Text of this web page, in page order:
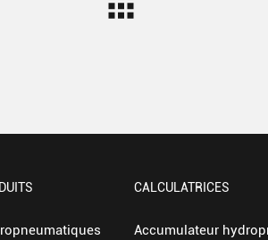
CALCULATRICES
Accumulateur